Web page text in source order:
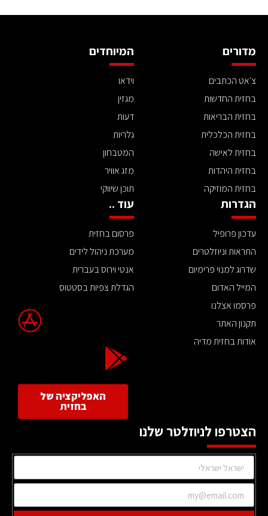
מדורים
צ'אט הכתבים
בחזית החדשות
בחזית הבריאות
בחזית הכלכלית
בחזית לאישה
בחזית היהדות
בחזית המוזיקה
המיוחדים
וידאו
מגזין
דעות
גלריות
המטבחון
מזג אוויר
תוכן שיווקי
הגדרות
עדכון פרופיל
התראות וניוזלטרים
שדרוג למנוי פרימיום
המייל האדום
פרסמו אצלנו
תקנון האתר
אודות בחזית מדיה
עוד ..
פרסום בחזית
מערכת ניהול לידים
אנטי וירוס בעברית
הגדלת צפיות בסטטוס
האפליקציה של
בחזית
הצטרפו לניוזלטר שלנו